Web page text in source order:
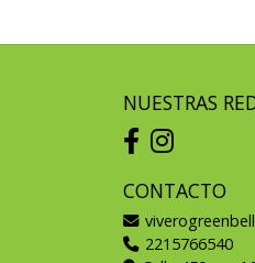
NUESTRAS
CONTACTO
2215766540